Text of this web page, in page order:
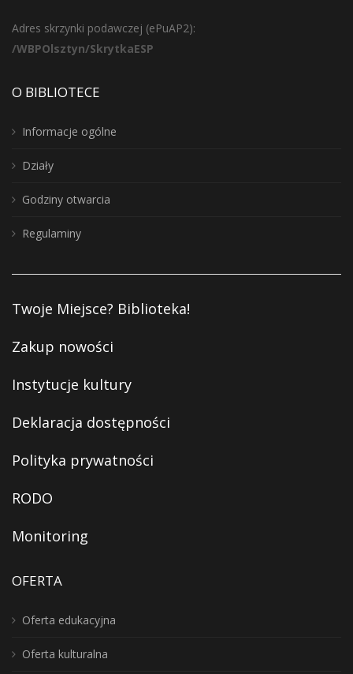
Adres skrzynki podawczej (ePuAP2):
/WBPOlsztyn/SkrytkaESP
O BIBLIOTECE
Informacje ogólne
Działy
Godziny otwarcia
Regulaminy
Twoje Miejsce? Biblioteka!
Zakup nowości
Instytucje kultury
Deklaracja dostępności
Polityka prywatności
RODO
Monitoring
OFERTA
Oferta edukacyjna
Oferta kulturalna